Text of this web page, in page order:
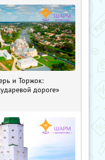
и Торжок:
дороге»